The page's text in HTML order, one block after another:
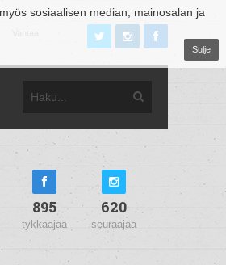
sosiaalisen median, mainosalan ja
Sulje
895
tykkääjää
620
seuraajaa